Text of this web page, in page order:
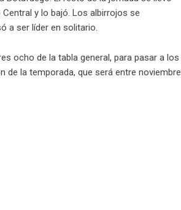
y lo bajó. Los albirrojos se
a ser líder en solitario.
ocho de la tabla general, para pasar a los
de la temporada, que será entre noviembre